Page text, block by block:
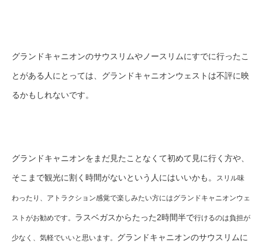
グランドキャニオンのサウスリムやノースリムにすでに行ったこ
とがある人にとっては、グランドキャニオンウェストは不評に映
るかもしれないです。
グランドキャニオンをまだ見たことなくて初めて見に行く方や、
そこまで観光に割く時間がないという人にはいいかも。 スリル味
わったり、アトラクション感覚で楽しみたい方にはグランドキャニオンウェ
ストがお勧めです。 ラスベガスからたった2時間半で行けるのは負担が
少なく、気軽でいいと思います。 グランドキャニオンのサウスリムに